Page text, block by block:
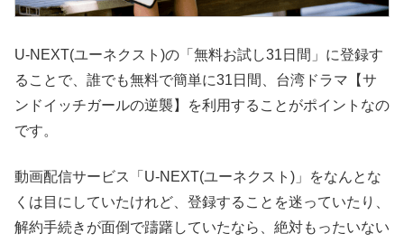
U-NEXT(ユーネクスト)の「無料お試し31日間」に登録す
ることで、誰でも無料で簡単に31日間、台湾ドラマ【サ
ンドイッチガールの逆襲】を利用することがポイントなの
です。
動画配信サービス「U-NEXT(ユーネクスト)」をなんとな
くは目にしていたけれど、登録することを迷っていたり、
解約手続きが面倒で躊躇していたなら、絶対もったいない